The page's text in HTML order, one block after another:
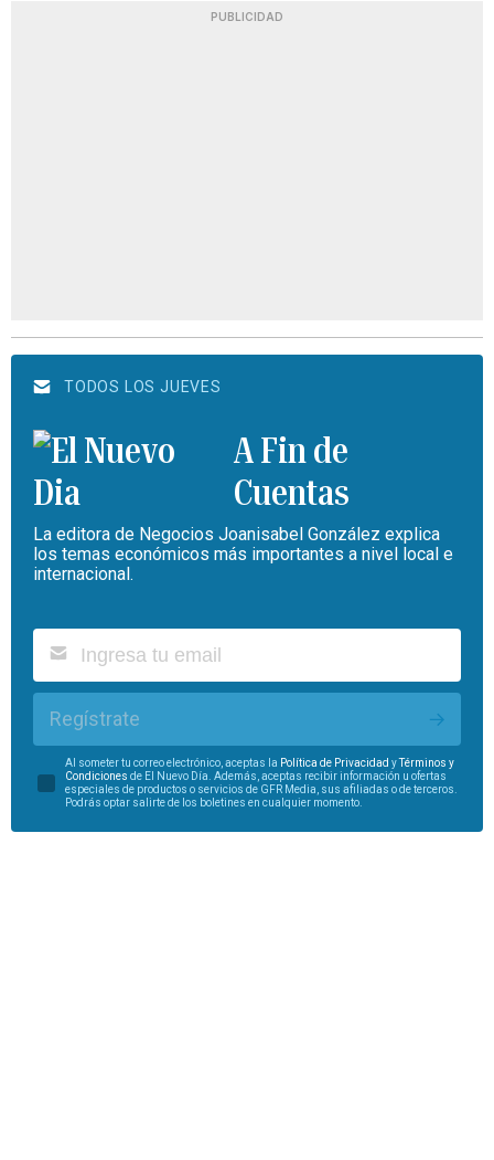
PUBLICIDAD
TODOS LOS JUEVES
A Fin de
Cuentas
La editora de Negocios Joanisabel González explica
los temas económicos más importantes a nivel local e
internacional.
Regístrate
Al someter tu correo electrónico, aceptas la Política de Privacidad yTérminos y
Condiciones de El Nuevo Día. Además, aceptas recibir información u ofertas
especiales de productos o servicios de GFR Media, sus afiliadas o de terceros.
Podrás optar salirte de los boletines en cualquier momento.